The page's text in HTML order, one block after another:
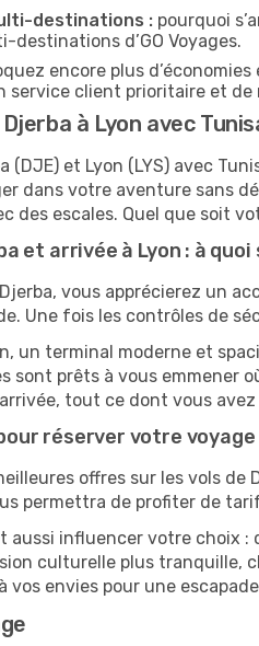
destinations : pourquoi
destinations d’GO Voyages.
encore plus
service client prioritaire et
à Lyon avec
(DJE) et Lyon (LYS) avec
dans votre aventure sans
des escales. Quel que soit
et arrivée à Lyon : à quoi
vous apprécierez un
Une fois les contrôles de
un terminal moderne et
sont prêts à vous emmener
tout ce dont vous
réserver votre voyage
offres sur les vols
permettra de profiter de
aussi influencer votre choix
culturelle plus tranquille,
vos envies pour une